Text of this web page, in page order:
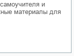
и
материалы для